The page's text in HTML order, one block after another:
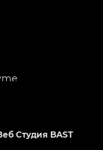
Студия BAST